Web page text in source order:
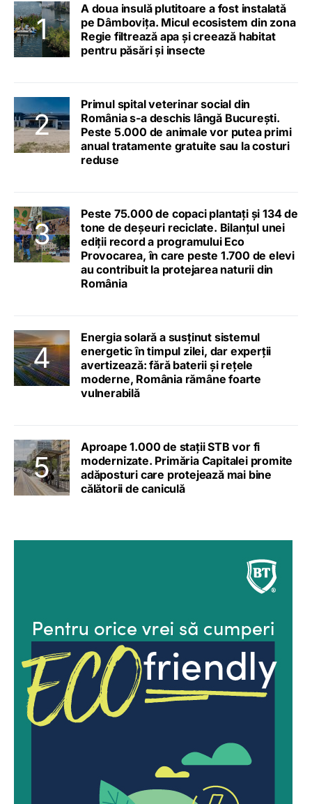
A doua insulă plutitoare a fost instalată
pe Dâmbovița. Micul ecosistem din zona
Regie filtrează apa și creează habitat
pentru păsări și insecte
Primul spital veterinar social din
România s-a deschis lângă București.
Peste 5.000 de animale vor putea primi
anual tratamente gratuite sau la costuri
reduse
Peste 75.000 de copaci plantați și 134 de
tone de deșeuri reciclate. Bilanțul unei
ediții record a programului Eco
Provocarea, în care peste 1.700 de elevi
au contribuit la protejarea naturii din
România
Energia solară a susținut sistemul
energetic în timpul zilei, dar experții
avertizează: fără baterii și rețele
moderne, România rămâne foarte
vulnerabilă
Aproape 1.000 de stații STB vor fi
modernizate. Primăria Capitalei promite
adăposturi care protejează mai bine
călătorii de caniculă